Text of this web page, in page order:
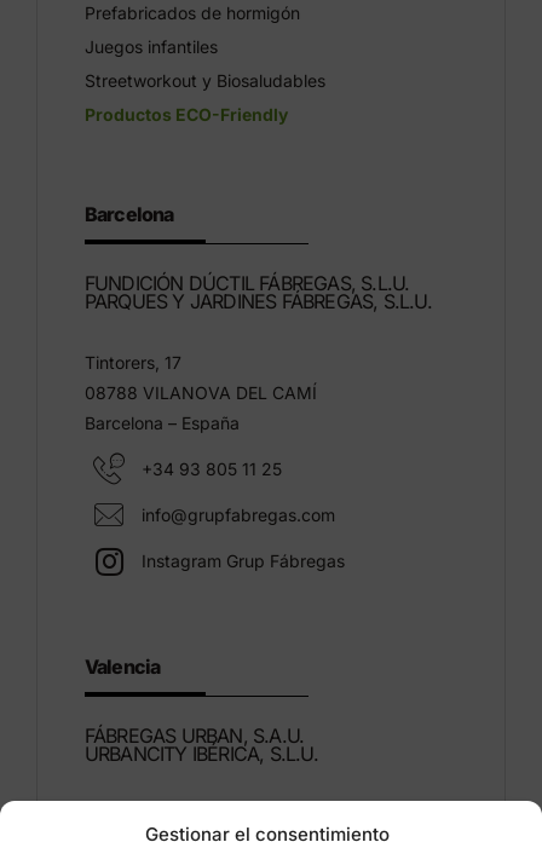
Gestionar el consentimiento
Prefabricados de hormigón
Juegos infantiles
Streetworkout y Biosaludables
Productos ECO-Friendly
Barcelona
FUNDICIÓN DÚCTIL FÁBREGAS, S.L.U.
PARQUES Y JARDINES FÁBREGAS, S.L.U.
Tintorers, 17
08788 VILANOVA DEL CAMÍ
Barcelona – España
+34 93 805 11 25
info@grupfabregas.com
Instagram Grup Fábregas
Valencia
FÁBREGAS URBAN, S.A.U.
URBANCITY IBÉRICA, S.L.U.